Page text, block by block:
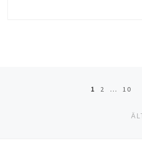
Beitragsnavigation
1 2 … 10